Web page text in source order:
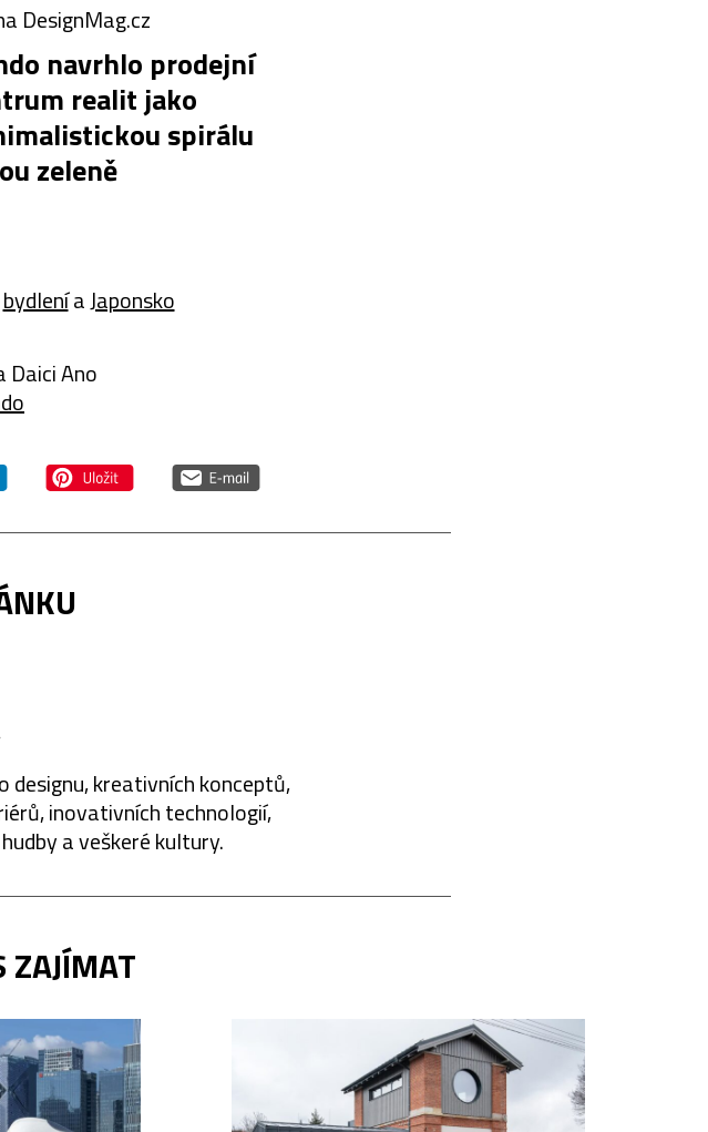
DesignMag.cz
navrhlo prodejní
realit jako
spirálu
zeleně
bydleníaJaponsko
Daici Ano
designu, kreativních konceptů,
inovativních technologií,
a veškeré kultury.
ZAJÍMAT